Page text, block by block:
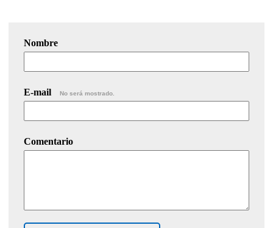
Nombre
E-mail No será mostrado.
Comentario